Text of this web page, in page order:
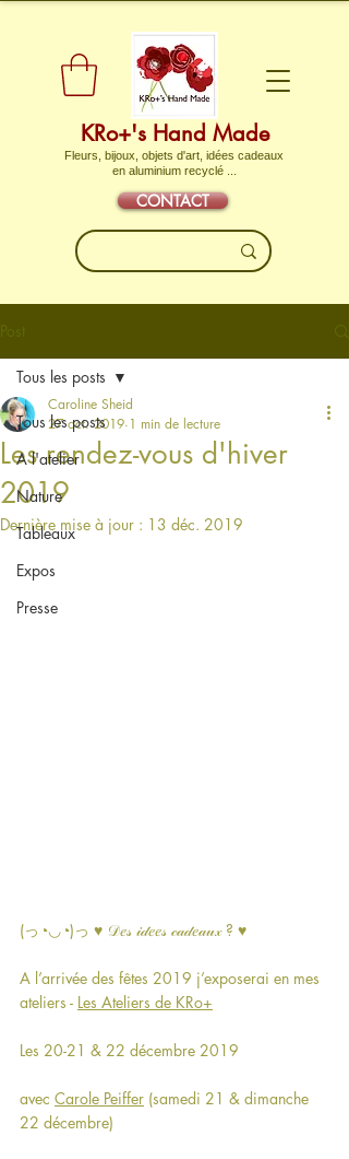
KRo+'s Hand Made
Fleurs, bijoux, objets d'art, idées cadeaux
en aluminium recyclé ...
CONTACT
Post
Tous les posts
A l'atelier
Nature
Tableaux
Expos
Presse
Tous les posts
Les rendez-vous d'hiver
2019
Caroline Sheid
27 oct. 2019 1 min de lecture
Dernière mise à jour : 13 déc. 2019
(っ◔◡◔)っ ♥ 𝒟𝑒𝓈 𝒾𝒹𝑒𝑒𝓈 𝒸𝒶𝒹𝑒𝒶𝓊𝓍 ? ♥
A l’arrivée des fêtes 2019 j’exposerai en mes
ateliers - Les Ateliers de KRo+
Les 20-21 & 22 décembre 2019
avec Carole Peiffer (samedi 21 & dimanche
22 décembre)